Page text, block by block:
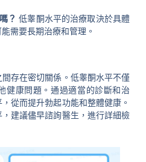
？ 低睾酮水平的治療取決於具體
需要長期治療和管理。
存在密切關係。低睾酮水平不僅
健康問題。通過適當的診斷和治
從而提升勃起功能和整體健康。
建議儘早諮詢醫生，進行詳細檢